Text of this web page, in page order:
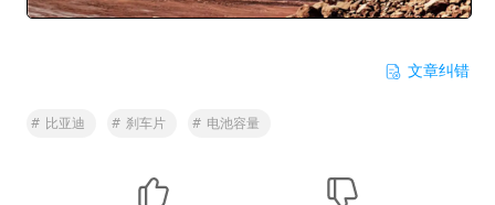
文章纠错
# 比亚迪 # 刹车片 # 电池容量